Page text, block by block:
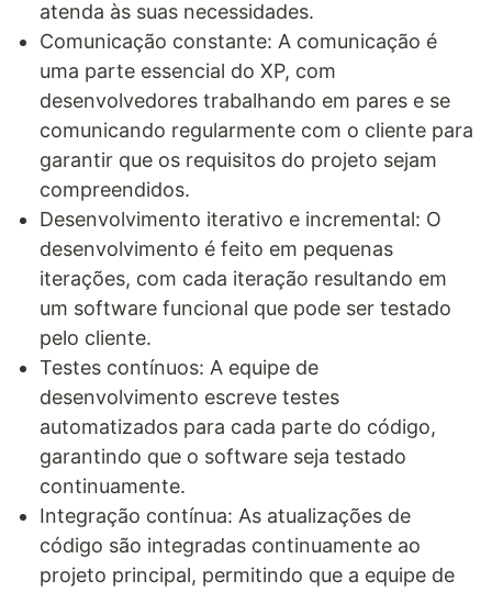
atenda às suas necessidades.
Comunicação constante: A comunicação é
uma parte essencial do XP, com
desenvolvedores trabalhando em pares e se
comunicando regularmente com o cliente para
garantir que os requisitos do projeto sejam
compreendidos.
Desenvolvimento iterativo e incremental: O
desenvolvimento é feito em pequenas
iterações, com cada iteração resultando em
um software funcional que pode ser testado
pelo cliente.
Testes contínuos: A equipe de
desenvolvimento escreve testes
automatizados para cada parte do código,
garantindo que o software seja testado
continuamente.
Integração contínua: As atualizações de
código são integradas continuamente ao
projeto principal, permitindo que a equipe de